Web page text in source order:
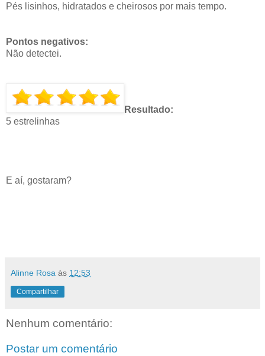
Pés lisinhos, hidratados e cheirosos por mais tempo.
Pontos negativos:
Não detectei.
Resultado:
5 estrelinhas
E aí, gostaram?
Alinne Rosa às 12:53
Compartilhar
Nenhum comentário:
Postar um comentário